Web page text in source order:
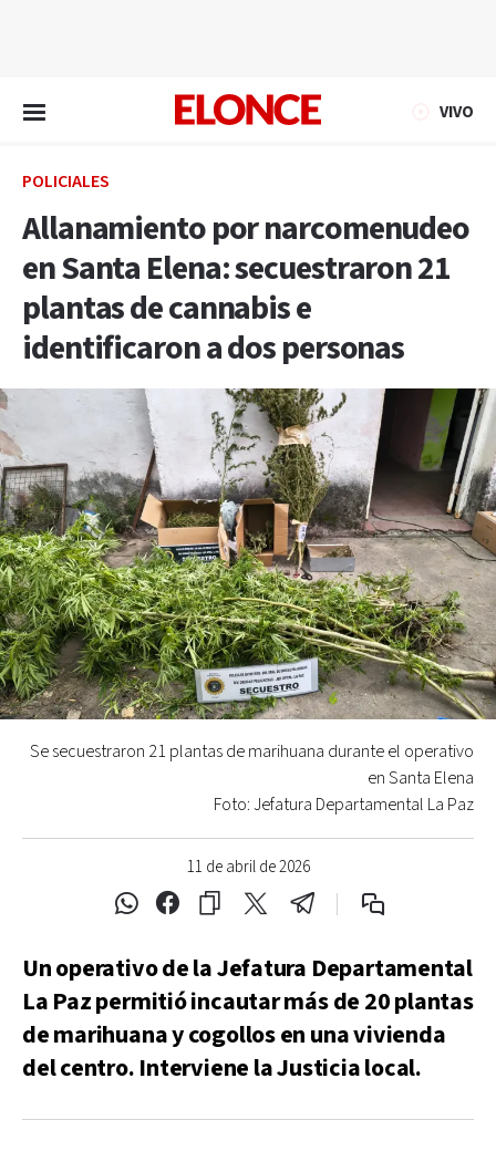
VIVO
POLICIALES
Allanamiento por narcomenudeo
en Santa Elena: secuestraron 21
plantas de cannabis e
identificaron a dos personas
11 de abril de 2026
Se secuestraron 21 plantas de marihuana durante el operativo
en Santa Elena
Foto: Jefatura Departamental La Paz
Un operativo de la Jefatura Departamental
La Paz permitió incautar más de 20 plantas
de marihuana y cogollos en una vivienda
del centro. Interviene la Justicia local.